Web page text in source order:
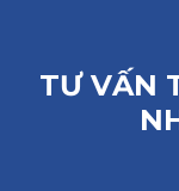
TƯ VẤN